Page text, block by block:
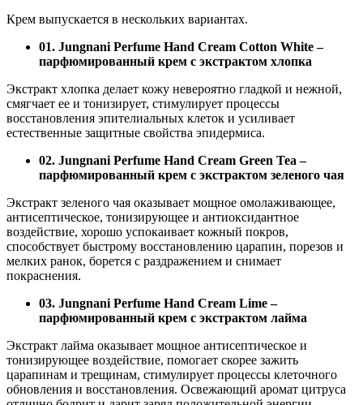
Крем выпускается в нескольких вариантах.
01. Jungnani Perfume Hand Cream Cotton White –
парфюмированный крем с экстрактом хлопка
Экстракт хлопка делает кожу невероятно гладкой и нежной,
смягчает ее и тонизирует, стимулирует процессы
восстановления эпителиальных клеток и усиливает
естественные защитные свойства эпидермиса.
02. Jungnani Perfume Hand Cream Green Tea –
парфюмированный крем с экстрактом зеленого чая
Экстракт зеленого чая оказывает мощное омолаживающее,
антисептическое, тонизирующее и антиоксидантное
воздействие, хорошо успокаивает кожный покров,
способствует быстрому восстановлению царапин, порезов и
мелких ранок, борется с раздражением и снимает
покраснения.
03. Jungnani Perfume Hand Cream Lime –
парфюмированный крем с экстрактом лайма
Экстракт лайма оказывает мощное антисептическое и
тонизирующее воздействие, помогает скорее зажить
царапинам и трещинам, стимулирует процессы клеточного
обновления и восстановления. Освежающий аромат цитруса